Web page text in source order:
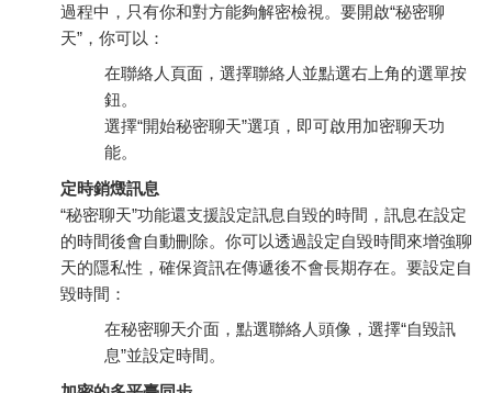
過程中，只有你和對方能夠解密檢視。要開啟“秘密聊
天”，你可以：
在聯絡人頁面，選擇聯絡人並點選右上角的選單按
鈕。
選擇“開始秘密聊天”選項，即可啟用加密聊天功
能。
定時銷燬訊息
“秘密聊天”功能還支援設定訊息自毀的時間，訊息在設定
的時間後會自動刪除。你可以透過設定自毀時間來增強聊
天的隱私性，確保資訊在傳遞後不會長期存在。要設定自
毀時間：
在秘密聊天介面，點選聯絡人頭像，選擇“自毀訊
息”並設定時間。